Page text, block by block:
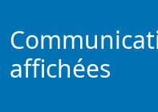
affichées